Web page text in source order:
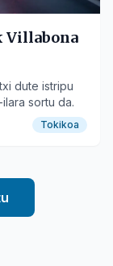
Villabona
dute istripu
sortu da.
Tokikoa